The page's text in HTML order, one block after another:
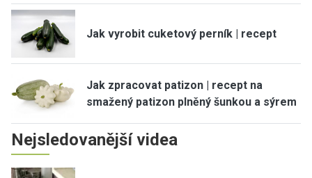
Jak vyrobit cuketový perník | recept
Jak zpracovat patizon | recept na
smažený patizon plněný šunkou a sýrem
Nejsledovanější videa